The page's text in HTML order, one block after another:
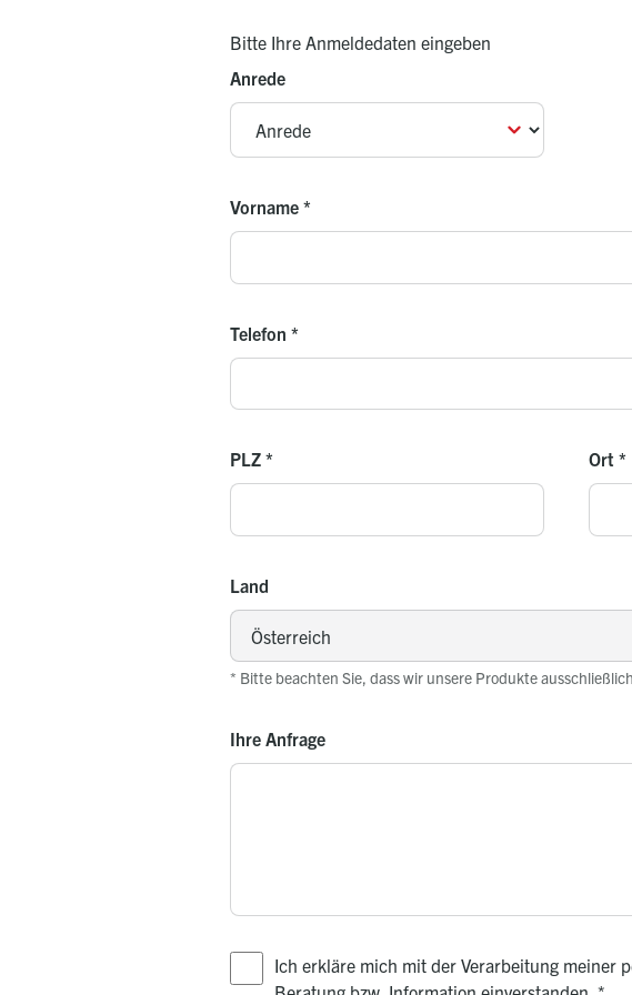
Bitte Ihre Anmeldedaten eingeben
Anrede
Vorname *
Telefon *
PLZ * Ort*
Land
* Bitte beachten Sie, dass wir unsere Produkte
Ihre Anfrage
Ich erkläre mich mit der Verarbeitung meiner